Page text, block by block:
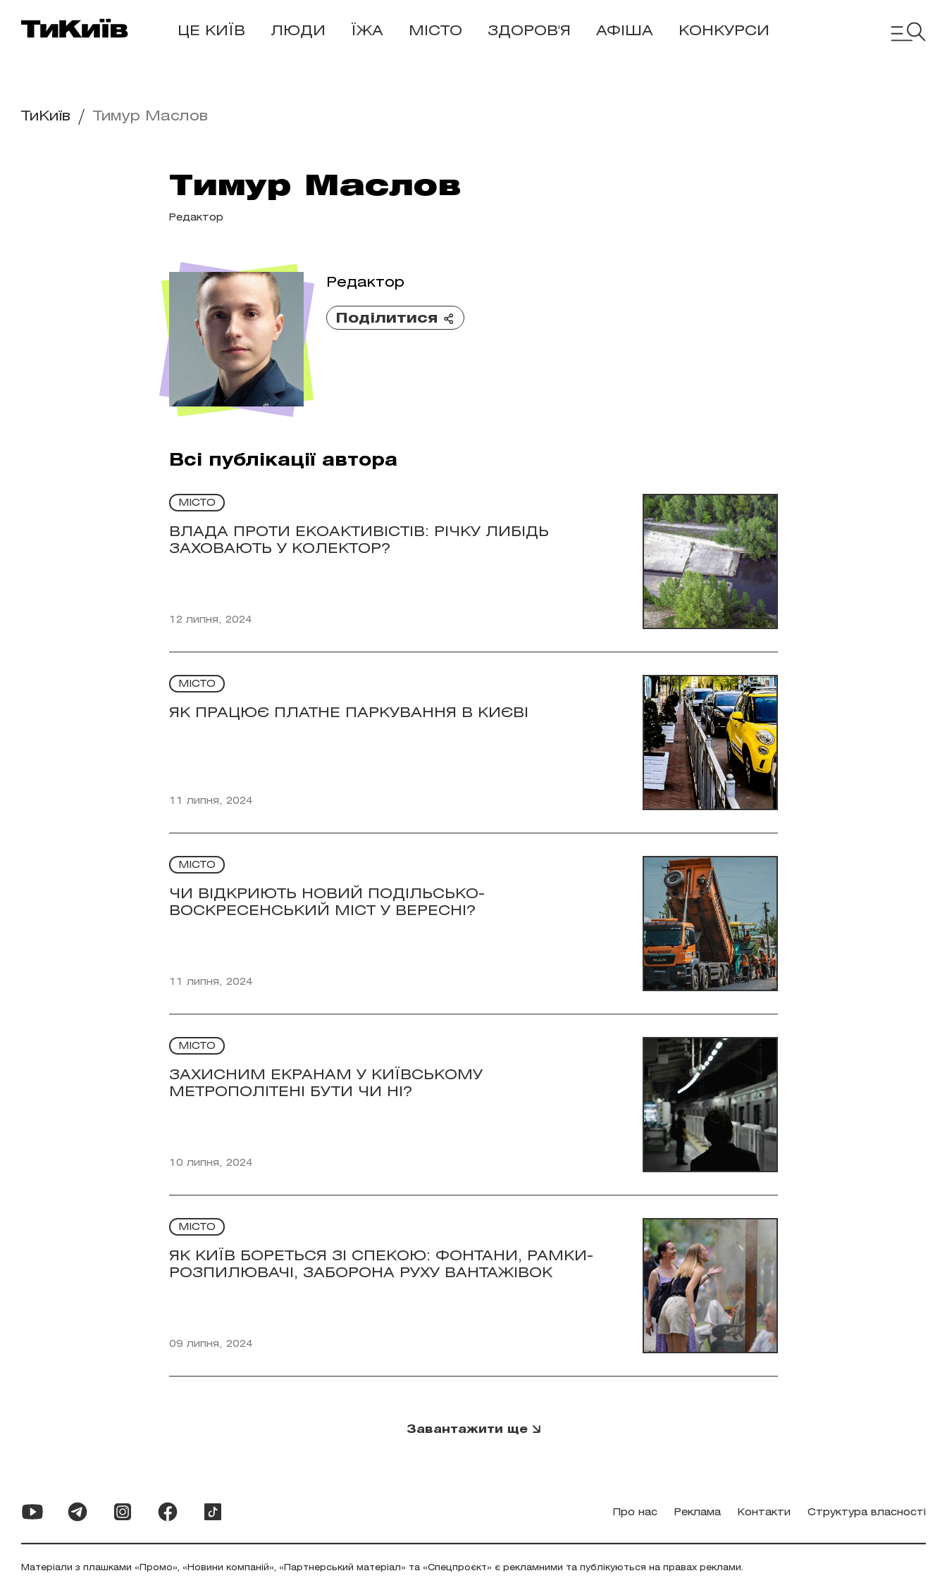
ЦЕ КИЇВ ЛЮДИ ЇЖА МІСТО ЗДОРОВ'Я АФІША КОНКУРСИ
ТиКиїв Тимур Маслов
Тимур Маслов
Редактор
Редактор
Поділитися
Всі публікації автора
МІСТО
ВЛАДА ПРОТИ ЕКОАКТИВІСТІВ: РІЧКУ ЛИБІДЬ
ЗАХОВАЮТЬ У КОЛЕКТОР?
12 липня, 2024
МІСТО
ЯК ПРАЦЮЄ ПЛАТНЕ ПАРКУВАННЯ В КИЄВІ
11 липня, 2024
МІСТО
ЧИ ВІДКРИЮТЬ НОВИЙ ПОДІЛЬСЬКО-
ВОСКРЕСЕНСЬКИЙ МІСТ У ВЕРЕСНІ?
11 липня, 2024
МІСТО
ЗАХИСНИМ ЕКРАНАМ У КИЇВСЬКОМУ
МЕТРОПОЛІТЕНІ БУТИ ЧИ НІ?
10 липня, 2024
МІСТО
ЯК КИЇВ БОРЕТЬСЯ ЗІ СПЕКОЮ: ФОНТАНИ, РАМКИ-
РОЗПИЛЮВАЧІ, ЗАБОРОНА РУХУ ВАНТАЖІВОК
09 липня, 2024
Завантажити ще
Про нас Реклама Контакти Структура власності
Матеріали з плашками «Промо», «Новини компаній», «Партнерський матеріал» та «Спецпроєкт» є рекламними та публікуються на правах реклами.